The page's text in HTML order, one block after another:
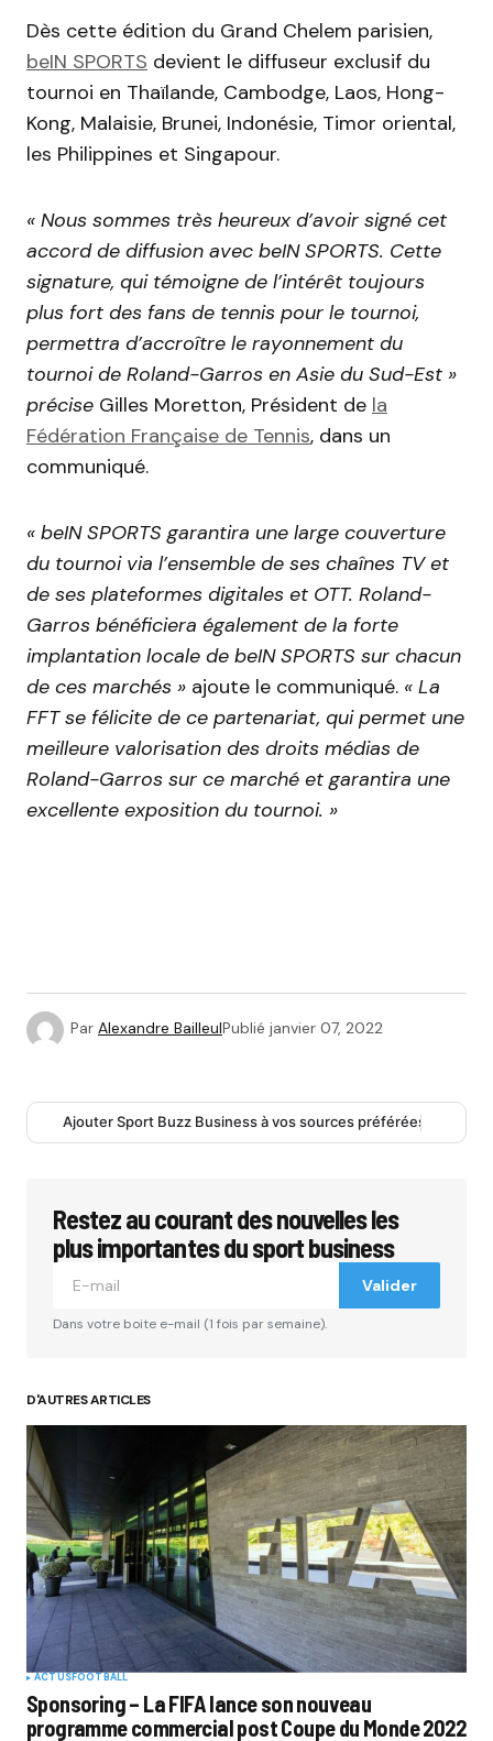
Dès cette édition du Grand Chelem parisien,
beIN SPORTS devient le diffuseur exclusif du
tournoi en Thaïlande, Cambodge, Laos, Hong-
Kong, Malaisie, Brunei, Indonésie, Timor oriental,
les Philippines et Singapour.
« Nous sommes très heureux d’avoir signé cet
accord de diffusion avec beIN SPORTS. Cette
signature, qui témoigne de l’intérêt toujours
plus fort des fans de tennis pour le tournoi,
permettra d’accroître le rayonnement du
tournoi de Roland-Garros en Asie du Sud-Est »
précise Gilles Moretton, Président de la
Fédération Française de Tennis, dans un
communiqué.
« beIN SPORTS garantira une large couverture
du tournoi via l’ensemble de ses chaînes TV et
de ses plateformes digitales et OTT. Roland-
Garros bénéficiera également de la forte
implantation locale de beIN SPORTS sur chacun
de ces marchés » ajoute le communiqué. « La
FFT se félicite de ce partenariat, qui permet une
meilleure valorisation des droits médias de
Roland-Garros sur ce marché et garantira une
excellente exposition du tournoi. »
Par Alexandre BailleulPublié janvier 07, 2022
Ajouter Sport Buzz Business à vos sources préférées
Restez au courant des nouvelles les
plus importantes du sport business
Valider
Dans votre boite e-mail (1 fois par semaine).
D'AUTRES ARTICLES
ACTUSFOOTBALL
Sponsoring – La FIFA lance son nouveau
programme commercial post Coupe du Monde 2022